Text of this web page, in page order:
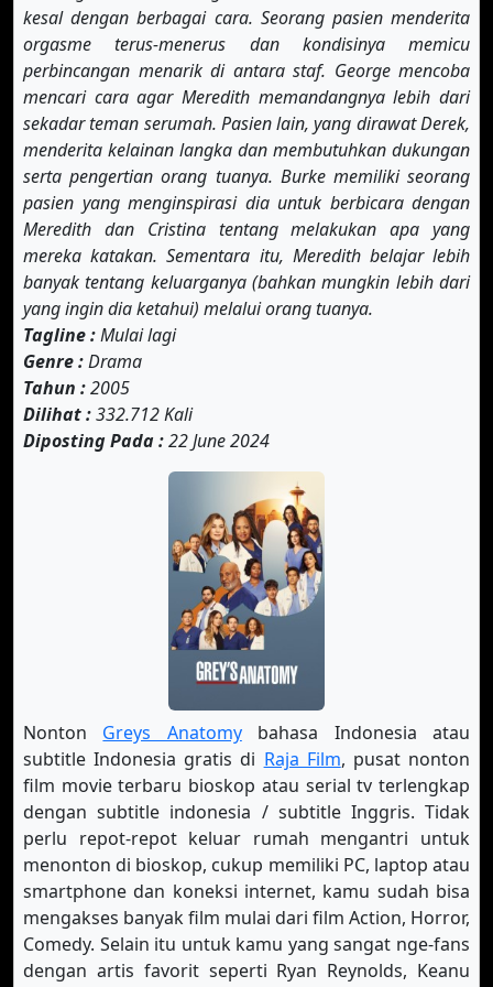
S-2 Eps-25 S-2 Eps-26 S-2 Eps-27
S-3 Eps-1 S-3 Eps-2 S-3 Eps-3
S-3 Eps-4 S-3 Eps-5 S-3 Eps-6
S-3 Eps-7 S-3 Eps-9
S-3 Eps-10 S-3 Eps-11 S-3 Eps-12
S-3 Eps-13 S-3 Eps-14 S-3 Eps-15
S-3 Eps-16 S-3 Eps-17 S-3 Eps-18
S-3 Eps-19
S-3 Eps-22
S-3 Eps-25 S-4 Eps-1
S-4 Eps-7
S-4 Eps-10
S-4 Eps-13
S-4 Eps-16
S-5 Eps-2
S-5 Eps-4 S-5 Eps-5 S-5 Eps-6
S-5 Eps-7 S-5 Eps-8 S-5 Eps-9
S-5 Eps-10 S-5 Eps-11 S-5 Eps-12
S-5 Eps-13 S-5 Eps-14 S-5 Eps-15
S-5 Eps-16 S-5 Eps-17
S-5 Eps-19 S-5 Eps-20 S-5 Eps-21
kesal dengan berbagai cara. Seorang pasien menderita
orgasme terus-menerus dan kondisinya memicu
perbincangan menarik di antara staf. George mencoba
mencari cara agar Meredith memandangnya lebih dari
sekadar teman serumah. Pasien lain, yang dirawat Derek,
menderita kelainan langka dan membutuhkan dukungan
serta pengertian orang tuanya. Burke memiliki seorang
pasien yang menginspirasi dia untuk berbicara dengan
Meredith dan Cristina tentang melakukan apa yang
mereka katakan. Sementara itu, Meredith belajar lebih
banyak tentang keluarganya (bahkan mungkin lebih dari
yang ingin dia ketahui) melalui orang tuanya.
Tagline :Mulai lagi
Genre :Drama
Tahun :2005
Dilihat :332.712 Kali
Diposting Pada :22 June 2024
Nonton Greys Anatomybahasa Indonesia atau
subtitle Indonesia gratis di Raja Film, pusat nonton
film movie terbaru bioskop atau serial tv terlengkap
dengan subtitle indonesia / subtitle Inggris. Tidak
perlu repot-repot keluar rumah mengantri untuk
menonton di bioskop, cukup memiliki PC, laptop atau
smartphone dan koneksi internet, kamu sudah bisa
mengakses banyak film mulai dari film Action, Horror,
Comedy. Selain itu untuk kamu yang sangat nge-fans
dengan artis favorit seperti Ryan Reynolds, Keanu